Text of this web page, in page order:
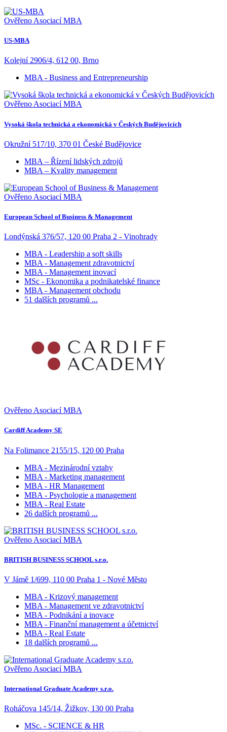
Ověřeno Asociací MBA
US-MBA
Kolejní 2906/4, 612 00, Brno
MBA - Business and Entrepreneurship
Ověřeno Asociací MBA
Vysoká škola technická a ekonomická v Českých Budějovicích
Okružní 517/10, 370 01 České Budějovice
MBA – Řízení lidských zdrojů
MBA – Kvality management
Ověřeno Asociací MBA
European School of Business & Management
Londýnská 376/57, 120 00 Praha 2 - Vinohrady
MBA - Leadership a soft skills
MBA - Management zdravotnictví
MBA - Management inovací
MSc - Ekonomika a podnikatelské finance
MBA - Management obchodu
51 dalších programů ...
Ověřeno Asociací MBA
Cardiff Academy SE
Na Folimance 2155/15, 120 00 Praha
MBA - Mezinárodní vztahy
MBA - Marketing management
MBA - HR Management
MBA - Psychologie a management
MBA - Real Estate
26 dalších programů ...
Ověřeno Asociací MBA
BRITISH BUSINESS SCHOOL s.r.o.
V Jámě 1/699, 110 00 Praha 1 - Nové Město
MBA - Krizový management
MBA - Management ve zdravotnictví
MBA - Podnikání a inovace
MBA - Finanční management a účetnictví
MBA - Real Estate
18 dalších programů ...
Ověřeno Asociací MBA
International Graduate Academy s.r.o.
Roháčova 145/14, Žižkov, 130 00 Praha
MSc. - SCIENCE & HR